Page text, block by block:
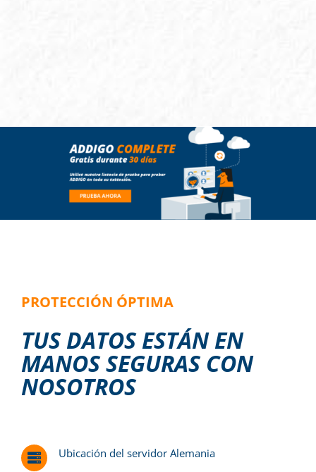
PROTECCIÓN ÓPTIMA
TUS DATOS ESTÁN EN
MANOS SEGURAS CON
NOSOTROS
Ubicación del servidor Alemania